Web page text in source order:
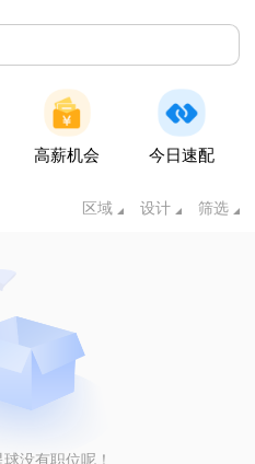
高薪机会 今日速配
区域 设计 筛选
没有职位呢！